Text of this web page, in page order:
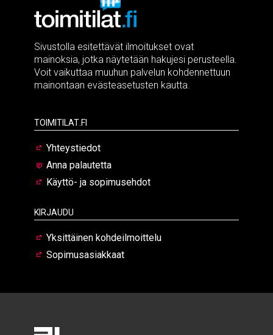
Sivustolla esitettävät ilmoitukset ovat
mainoksia, jotka näytetään hakujesi perusteella.
Voit vaikuttaa muuhun palvelun kohdennettuun
mainontaan evästeasetusten kautta.
Toimitilat.fi
Yhteystiedot
Anna palautetta
Käyttö- ja sopimusehdot
Kirjaudu
Yksittäinen kohdeilmoittelu
Sopimusasiakkaat